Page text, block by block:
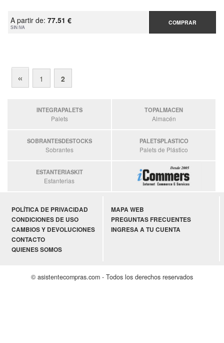
A partir de: 77.51 €
SIN IVA
COMPRAR
« 1 2
INTEGRAPALETS
Palets
TOPALMACEN
Almacén
SOBRANTESDESTOCKS
Sobrantes
PALETSPLASTICO
Palets de Plástico
ESTANTERIASKIT
Estanterias
POLÍTICA DE PRIVACIDAD
CONDICIONES DE USO
CAMBIOS Y DEVOLUCIONES
CONTACTO
QUIENES SOMOS
MAPA WEB
PREGUNTAS FRECUENTES
INGRESA A TU CUENTA
© asistentecompras.com - Todos los derechos reservados